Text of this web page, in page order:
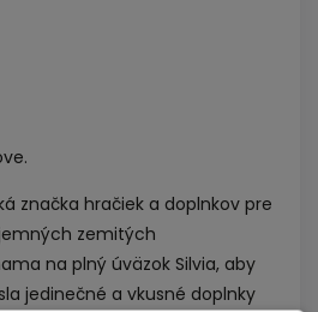
značka hračiek a doplnkov pre
zemitých
na plný úväzok Silvia, aby
jedinečné a vkusné doplnky